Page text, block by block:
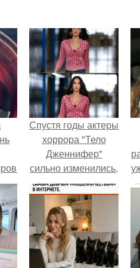
Спустя годы актеры
хоррора "Тело
Дженнифер"
сильно изменились,
пройдя путь от
подростковых
кумиров до
мировых звезд.